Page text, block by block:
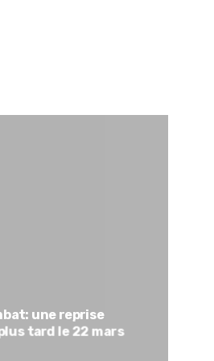
une reprise
tard le 22 mars